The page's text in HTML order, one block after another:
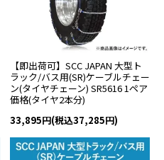
【即出荷可】SCC JAPAN 大型ト
ラック/バス用(SR)ケーブルチェー
ン(タイヤチェーン) SR5616 1ペア
価格(タイヤ2本分)
33,895円(税込37,285円)